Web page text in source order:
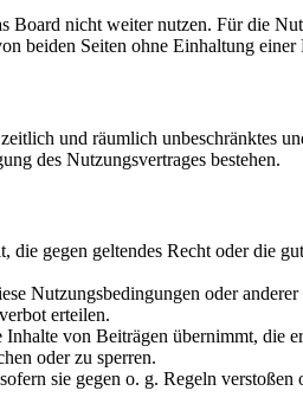
Board nicht weiter nutzen. Für die
beiden Seiten ohne Einhaltung
und räumlich unbeschränktes
des Nutzungsvertrages bestehen.
gegen geltendes Recht oder die
Nutzungsbedingungen oder
erteilen.
von Beiträgen übernimmt, die
oder zu sperren.
sie gegen o. g. Regeln